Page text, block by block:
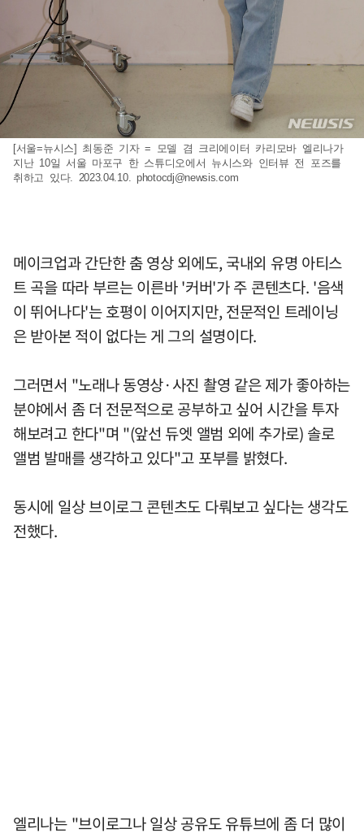
[서울=뉴시스] 최동준 기자 = 모델 겸 크리에이터 카리모바 엘리나가
지난 10일 서울 마포구 한 스튜디오에서 뉴시스와 인터뷰 전 포즈를
취하고 있다. 2023.04.10. photocdj@newsis.com
메이크업과 간단한 춤 영상 외에도, 국내외 유명 아티스
트 곡을 따라 부르는 이른바 '커버'가 주 콘텐츠다. '음색
이 뛰어나다'는 호평이 이어지지만, 전문적인 트레이닝
은 받아본 적이 없다는 게 그의 설명이다.
그러면서 "노래나 동영상·사진 촬영 같은 제가 좋아하는
분야에서 좀 더 전문적으로 공부하고 싶어 시간을 투자
해보려고 한다"며 "(앞선 듀엣 앨범 외에 추가로) 솔로
앨범 발매를 생각하고 있다"고 포부를 밝혔다.
동시에 일상 브이로그 콘텐츠도 다뤄보고 싶다는 생각도
전했다.
엘리나는 "브이로그나 일상 공유도 유튜브에 좀 더 많이